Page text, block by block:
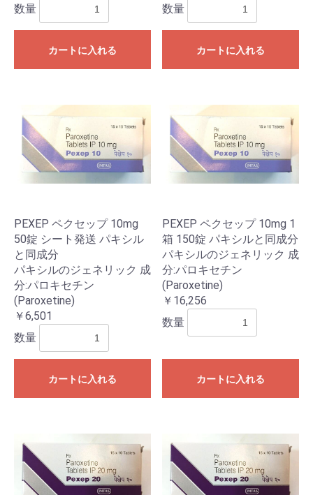
数量
カートに入れる
数量
カートに入れる
PEXEP ペクセップ 10mg
50錠 シート発送 パキシル
と同成分
パキシルのジェネリック 成
分:パロキセチン
(Paroxetine)
￥6,501
数量
カートに入れる
PEXEP ペクセップ 10mg 1
箱 150錠 パキシルと同成分
パキシルのジェネリック 成
分:パロキセチン
(Paroxetine)
￥16,256
数量
カートに入れる